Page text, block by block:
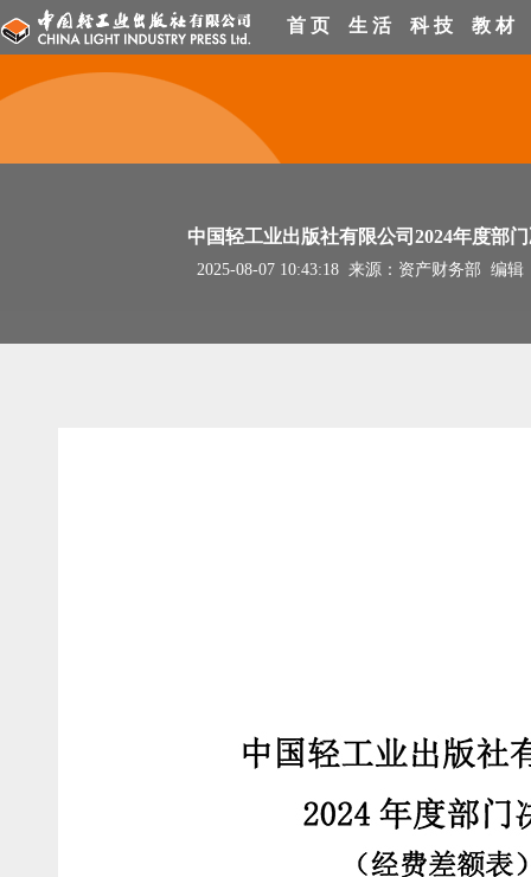
首 页 生 活 科 技 教 材
中国轻工业出版社有限公司2024年度部
2025-08-07 10:43:18 来源：资产财务部 编辑